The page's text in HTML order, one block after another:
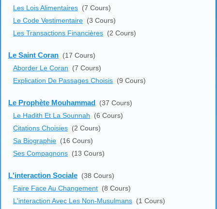
Les Lois Alimentaires (7 Cours)
Le Code Vestimentaire (3 Cours)
Les Transactions Financières (2 Cours)
Le Saint Coran (17 Cours)
Aborder Le Coran
(7 Cours)
Explication De Passages Choisis (9 Cours)
Le Prophète Mouhammad (37 Cours)
Le Hadith Et La Sounnah
(6 Cours)
Citations Choisies (2 Cours)
Sa Biographie (16 Cours)
Ses Compagnons (13 Cours)
L'interaction Sociale (38 Cours)
Faire Face Au Changement (8 Cours)
L'interaction Avec Les Non-Musulmans (1 Cours)